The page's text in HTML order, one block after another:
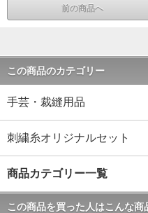
前の商品へ
この商品のカテゴリー
手芸・裁縫用品
刺繍糸オリジナルセット
商品カテゴリー一覧
この商品を買った人はこんな商